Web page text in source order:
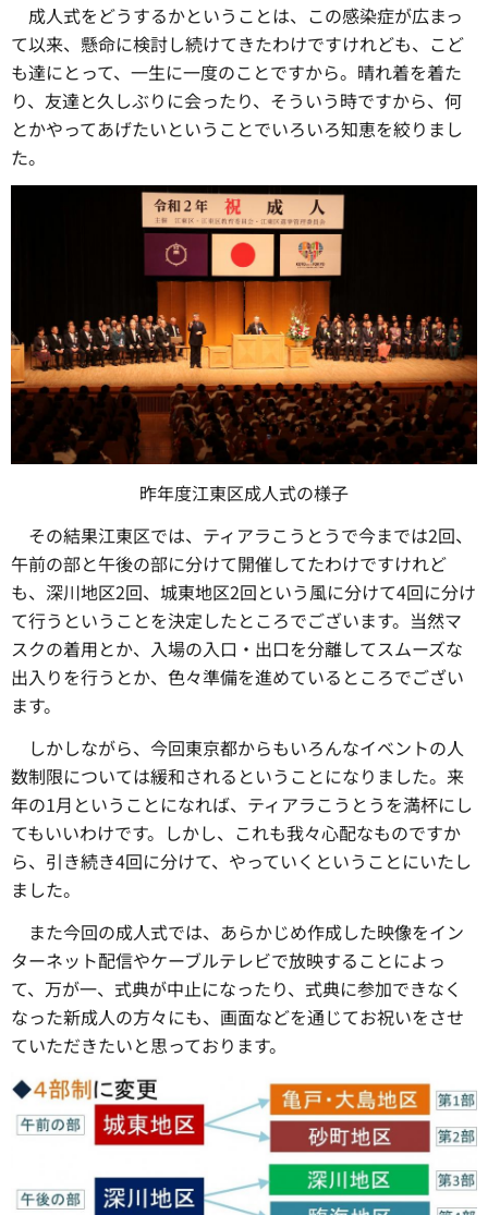
成人式をどうするかということは、この感染症が広まっ
て以来、懸命に検討し続けてきたわけですけれども、こど
も達にとって、一生に一度のことですから。晴れ着を着た
り、友達と久しぶりに会ったり、そういう時ですから、何
とかやってあげたいということでいろいろ知恵を絞りまし
た。
昨年度江東区成人式の様子
その結果江東区では、ティアラこうとうで今までは2回、
午前の部と午後の部に分けて開催してたわけですけれど
も、深川地区2回、城東地区2回という風に分けて4回に分け
て行うということを決定したところでございます。当然マ
スクの着用とか、入場の入口・出口を分離してスムーズな
出入りを行うとか、色々準備を進めているところでござい
ます。
しかしながら、今回東京都からもいろんなイベントの人
数制限については緩和されるということになりました。来
年の1月ということになれば、ティアラこうとうを満杯にし
てもいいわけです。しかし、これも我々心配なものですか
ら、引き続き4回に分けて、やっていくということにいたし
ました。
また今回の成人式では、あらかじめ作成した映像をイン
ターネット配信やケーブルテレビで放映することによっ
て、万が一、式典が中止になったり、式典に参加できなく
なった新成人の方々にも、画面などを通じてお祝いをさせ
ていただきたいと思っております。